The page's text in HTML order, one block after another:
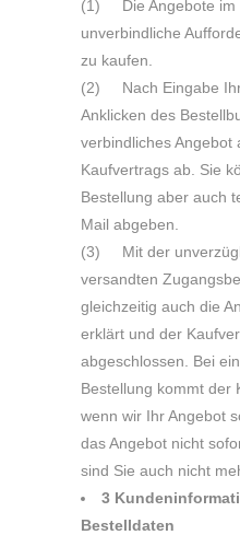
(1) Die Angebote im
unverbindliche
zu kaufen.
(2) Nach Eingabe
Anklicken des
verbindliches Angebot
Kaufvertrags ab. Sie
Bestellung aber auch
Mail abgeben.
(3) Mit der
versandten
gleichzeitig auch die
erklärt und der
abgeschlossen. Bei
Bestellung kommt der
wenn wir Ihr Angebot
das Angebot nicht
sind Sie auch nicht
3
Bestelldaten